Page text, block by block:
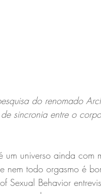
do renomado
sincronia entre o
um universo ainda com
nem todo orgasmo é
Sexual Behavior